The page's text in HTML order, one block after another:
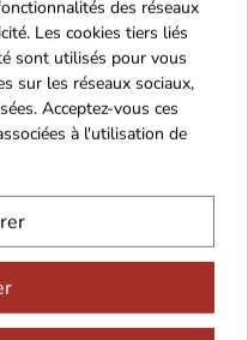
ou le Brie
Paiement Sécurisé
des réseaux
Les cookies tiers liés
sont utilisés pour vous
sur les réseaux sociaux,
Acceptez-vous ces
à l'utilisation de